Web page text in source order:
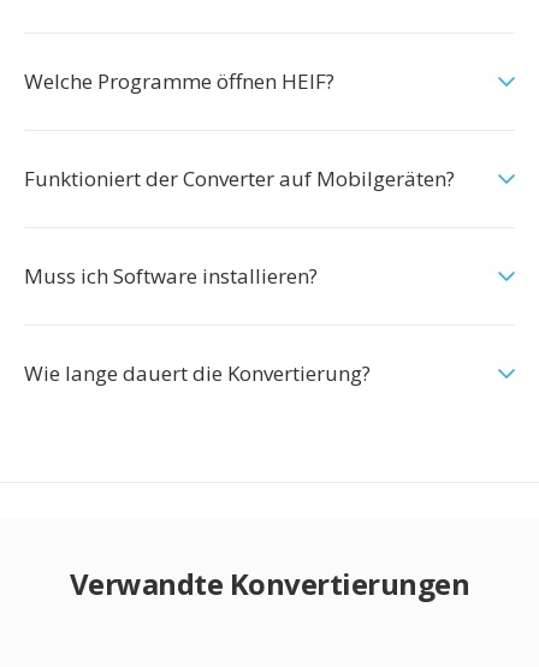
Welche Programme öffnen HEIF?
Funktioniert der Converter auf Mobilgeräten?
Muss ich Software installieren?
Wie lange dauert die Konvertierung?
Verwandte Konvertierungen